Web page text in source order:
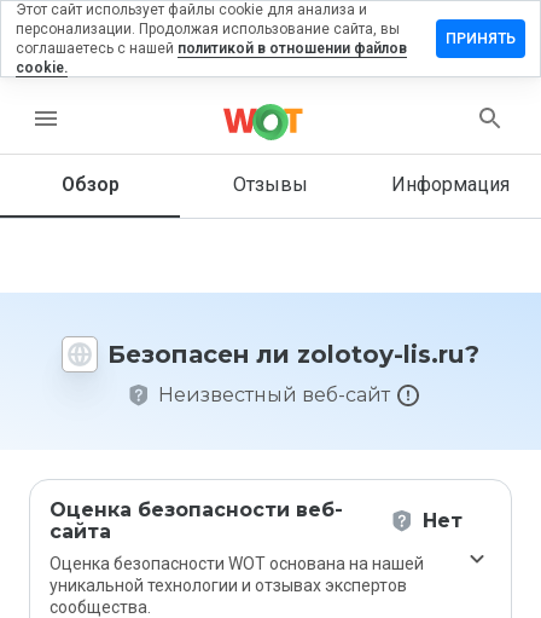
menu
Обзор Отзывы Информация
Безопасен ли zolotoy-lis.ru?
Неизвестный веб-сайт
Оценка безопасности веб-
сайта
Нет
Оценка безопасности WOT основана на нашей
уникальной технологии и отзывах экспертов
сообщества.
на
оценили
сайт от
1 до 5?
Этот сайт использует файлы cookie для анализа и
персонализации. Продолжая использование сайта, вы
соглашаетесь с нашей политикой в отношении файлов
cookie.
ПРИНЯТЬ